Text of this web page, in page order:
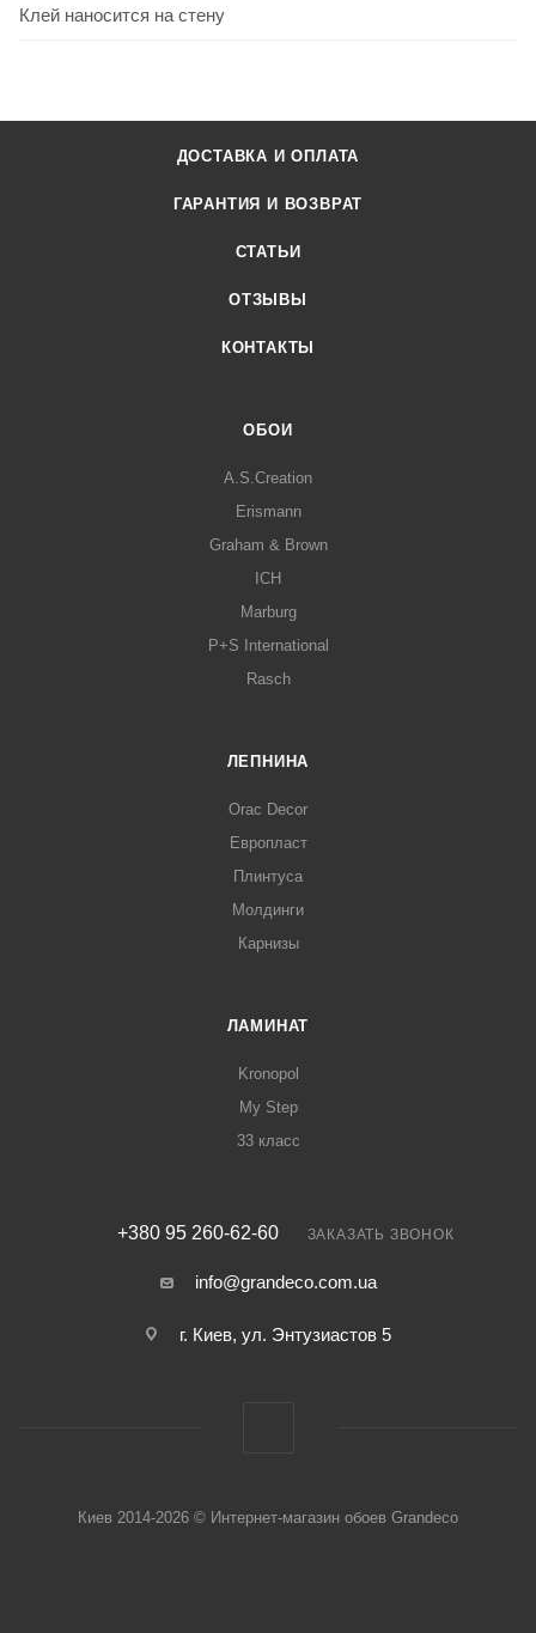
Клей наносится на стену
ДОСТАВКА И ОПЛАТА
ГАРАНТИЯ И ВОЗВРАТ
СТАТЬИ
ОТЗЫВЫ
КОНТАКТЫ
ОБОИ
A.S.Creation
Erismann
Graham & Brown
ICH
Marburg
P+S International
Rasch
ЛЕПНИНА
Orac Decor
Европласт
Плинтуса
Молдинги
Карнизы
ЛАМИНАТ
Kronopol
My Step
33 класс
+380 95 260-62-60 ЗАКАЗАТЬ ЗВОНОК
info@grandeco.com.ua
г. Киев, ул. Энтузиастов 5
Киев 2014-2026 © Интернет-магазин обоев Grandeco